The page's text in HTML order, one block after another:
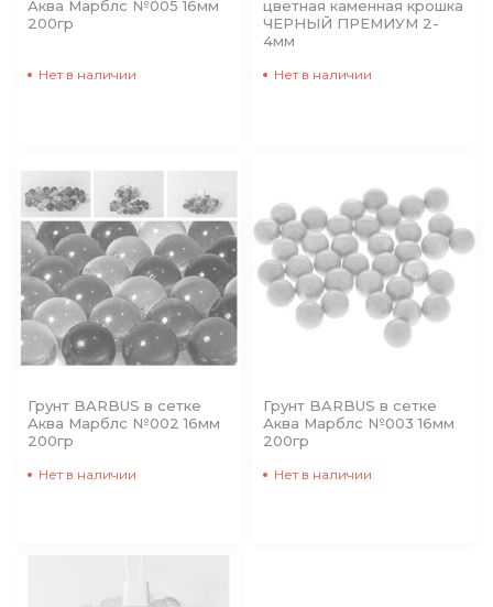
Аква Марблс №005 16мм
200гр
Нет в наличии
цветная каменная крошка
ЧЕРНЫЙ ПРЕМИУМ 2-
4мм
Нет в наличии
Грунт BARBUS в сетке
Аква Марблс №002 16мм
200гр
Нет в наличии
Грунт BARBUS в сетке
Аква Марблс №003 16мм
200гр
Нет в наличии